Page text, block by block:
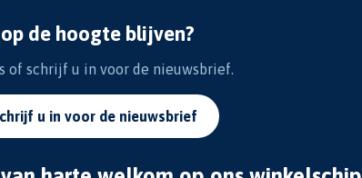
de hoogte blijven?
of schrijf u in voor de nieuwsbrief.
u in voor de nieuwsbrief